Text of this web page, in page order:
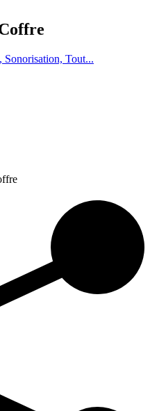
Sonorisation, Tout...